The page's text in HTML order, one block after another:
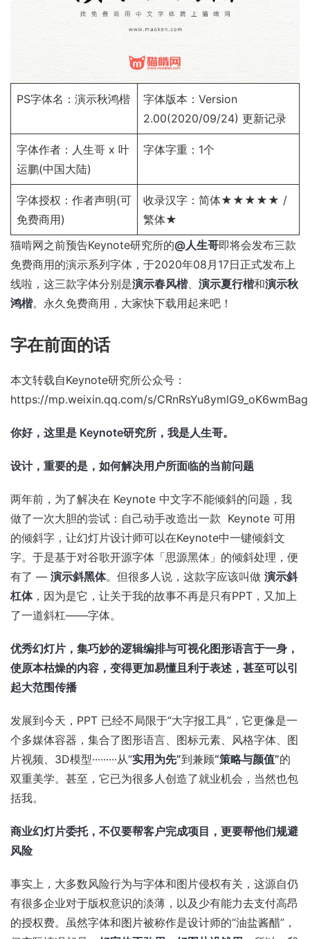
PS字体名：演示秋鸿楷
字体版本：Version
2.00(2020/09/24) 更新记录
字体作者：人生哥 x 叶
运鹏(中国大陆)
字体字重：1个
字体授权：作者声明(可
免费商用)
收录汉字：简体★★★★★ /
繁体★
猫啃网之前预告Keynote研究所的@人生哥即将会发布三款
免费商用的演示系列字体，于2020年08月17日正式发布上
线啦，这三款字体分别是演示春风楷、 演示夏行楷和演示秋
鸿楷。永久免费商用，大家快下载用起来吧！
字在前面的话
本文转载自Keynote研究所公众号：
https://mp.weixin.qq.com/s/CRnRsYu8ymlG9_oK6wmBag
你好，这里是 Keynote研究所，我是人生哥。
设计，重要的是，如何解决用户所面临的当前问题
两年前，为了解决在 Keynote 中文字不能倾斜的问题，我
做了一次大胆的尝试：自己动手改造出一款 Keynote 可用
的倾斜字，让幻灯片设计师可以在Keynote中一键倾斜文
字。于是基于对谷歌开源字体「思源黑体」的倾斜处理，便
有了 — 演示斜黑体。但很多人说，这款字应该叫做 演示斜
杠体，因为是它，让关于我的故事不再是只有PPT，又加上
了一道斜杠——字体。
优秀幻灯片，集巧妙的逻辑编排与可视化图形语言于一身，
使原本枯燥的内容，变得更加易懂且利于表述，甚至可以引
起大范围传播
发展到今天，PPT 已经不局限于“大字报工具”，它更像是一
个多媒体容器，集合了图形语言、图标元素、风格字体、图
片视频、3D模型·········从“实用为先”到兼顾“策略与颜值”的
双重美学。甚至，它已为很多人创造了就业机会，当然也包
括我。
商业幻灯片委托，不仅要帮客户完成项目，更要帮他们规避
风险
事实上，大多数风险行为与字体和图片侵权有关，这源自仍
有很多企业对于版权意识的淡薄，以及少有能力去支付高昂
的授权费。虽然字体和图片被称作是设计师的“油盐酱醋”，